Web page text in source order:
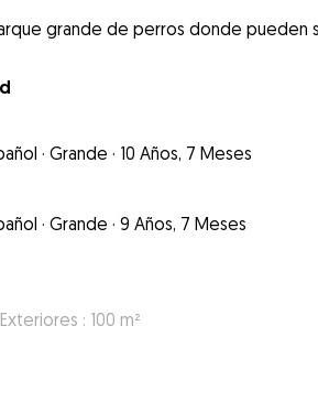
· Grande · 10 Años, 7 Meses
· Grande · 9 Años, 7 Meses
: 100 m²